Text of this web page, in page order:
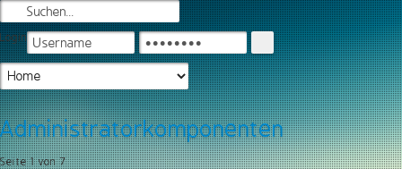
Login
Administratorkomponenten
Seite 1 von 7